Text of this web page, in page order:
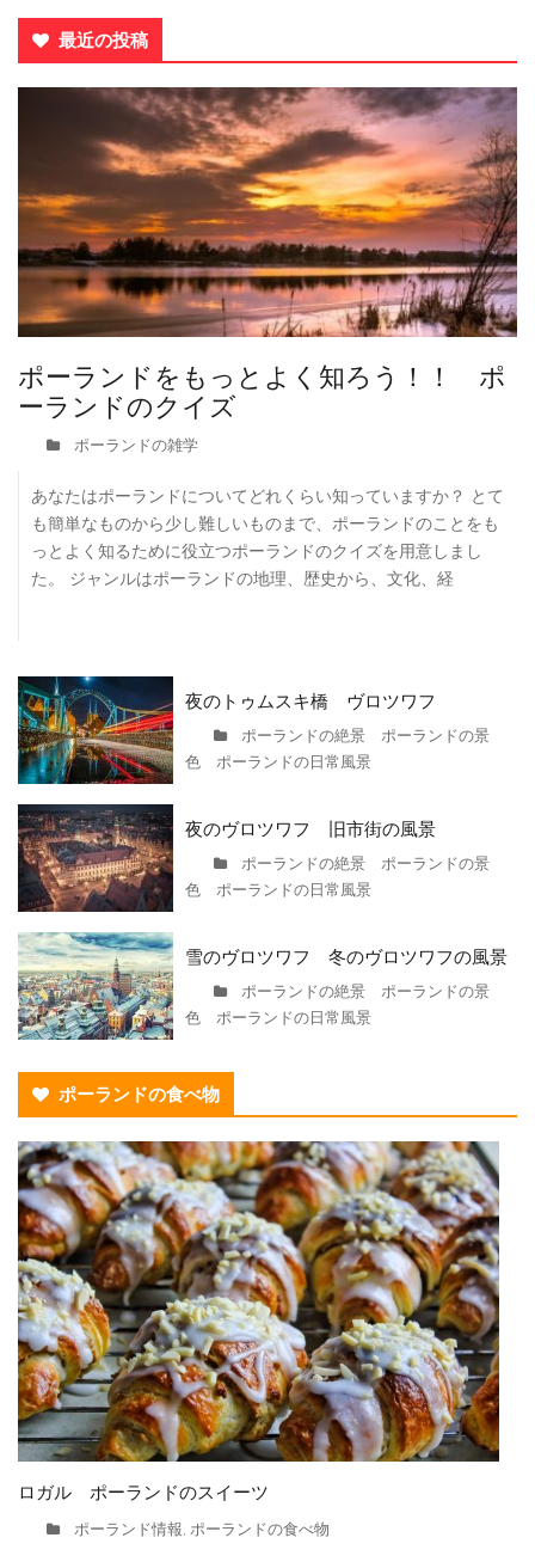
最近の投稿
ポーランドをもっとよく知ろう！！ ポ
ーランドのクイズ
ポーランドの雑学
あなたはポーランドについてどれくらい知っていますか？ とて
も簡単なものから少し難しいものまで、ポーランドのことをも
っとよく知るために役立つポーランドのクイズを用意しまし
た。 ジャンルはポーランドの地理、歴史から、文化、経
夜のトゥムスキ橋 ヴロツワフ
ポーランドの絶景 ポーランドの景
色 ポーランドの日常風景
夜のヴロツワフ 旧市街の風景
ポーランドの絶景 ポーランドの景
色 ポーランドの日常風景
雪のヴロツワフ 冬のヴロツワフの風景
ポーランドの絶景 ポーランドの景
色 ポーランドの日常風景
ポーランドの食べ物
ロガル ポーランドのスイーツ
ポーランド情報, ポーランドの食べ物